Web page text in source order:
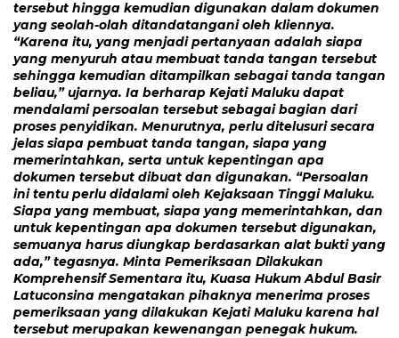
tersebut hingga kemudian digunakan dalam dokumen
yang seolah-olah ditandatangani oleh kliennya.
“Karena itu, yang menjadi pertanyaan adalah siapa
yang menyuruh atau membuat tanda tangan tersebut
sehingga kemudian ditampilkan sebagai tanda tangan
beliau,” ujarnya. Ia berharap Kejati Maluku dapat
mendalami persoalan tersebut sebagai bagian dari
proses penyidikan. Menurutnya, perlu ditelusuri secara
jelas siapa pembuat tanda tangan, siapa yang
memerintahkan, serta untuk kepentingan apa
dokumen tersebut dibuat dan digunakan. “Persoalan
ini tentu perlu didalami oleh Kejaksaan Tinggi Maluku.
Siapa yang membuat, siapa yang memerintahkan, dan
untuk kepentingan apa dokumen tersebut digunakan,
semuanya harus diungkap berdasarkan alat bukti yang
ada,” tegasnya. Minta Pemeriksaan Dilakukan
Komprehensif Sementara itu, Kuasa Hukum Abdul Basir
Latuconsina mengatakan pihaknya menerima proses
pemeriksaan yang dilakukan Kejati Maluku karena hal
tersebut merupakan kewenangan penegak hukum.